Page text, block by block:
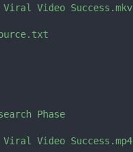
Viral Video Success.mkv
Phase
Viral Video Success.mp4